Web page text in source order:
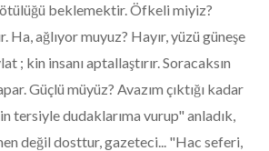
beklemektir. Öfkeli miyiz?
ağlıyor muyuz? Hayır, yüzü güneşe
; kin insanı aptallaştırır. Soracaksın
Güçlü müyüz? Avazım çıktığı kadar
tersiyle dudaklarıma vurup" anladık,
değil dosttur, gazeteci... "Hac seferi,